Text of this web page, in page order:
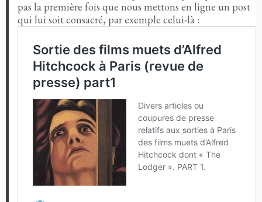
pas la première fois que nous mettons en ligne un post
qui lui soit consacré, par exemple celui-là :